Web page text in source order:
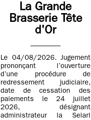
La Grande
Brasserie Tête
d'Or
Le 04/08/2026. Jugement
prononçant l’ouverture
d’une procédure de
redressement judiciaire,
date de cessation des
paiements le 24 juillet
2026, désignant
administrateur la Selarl